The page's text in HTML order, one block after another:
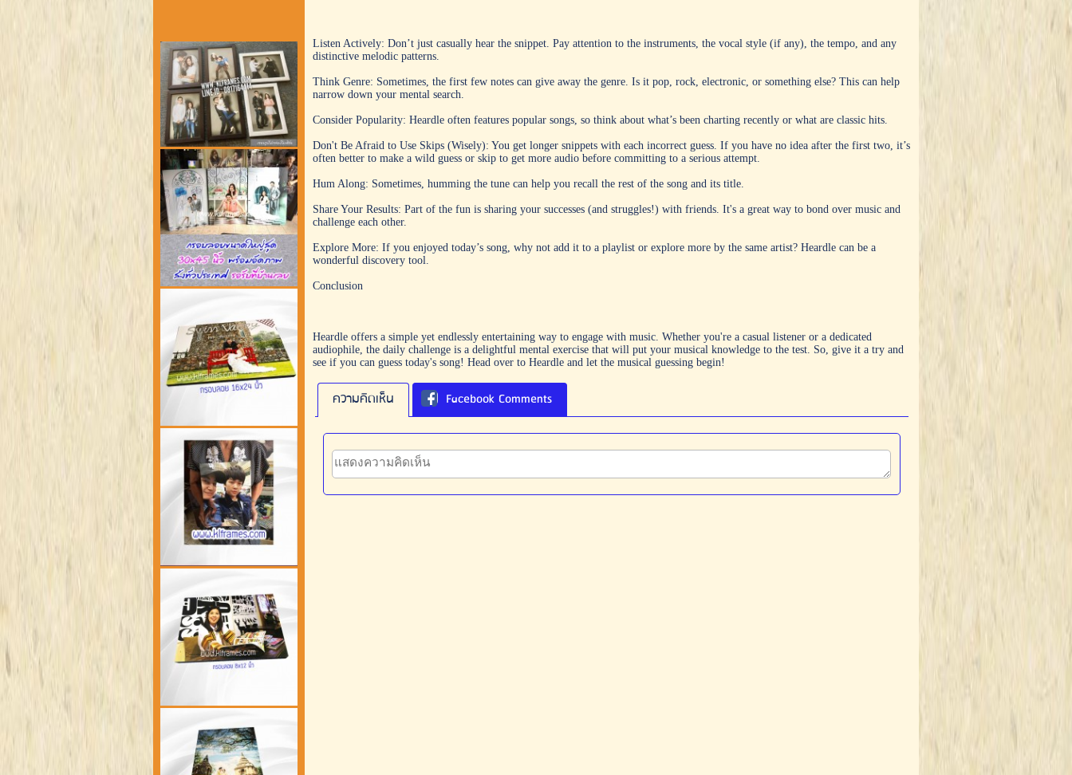
Listen Actively: Don’t just casually hear the snippet. Pay attention to the instruments, the vocal style (if any), the tempo, and any
distinctive melodic patterns.
Think Genre: Sometimes, the first few notes can give away the genre. Is it pop, rock, electronic, or something else? This can help
narrow down your mental search.
Consider Popularity: Heardle often features popular songs, so think about what’s been charting recently or what are classic hits.
Don't Be Afraid to Use Skips (Wisely): You get longer snippets with each incorrect guess. If you have no idea after the first two, it’s
often better to make a wild guess or skip to get more audio before committing to a serious attempt.
Hum Along: Sometimes, humming the tune can help you recall the rest of the song and its title.
Share Your Results: Part of the fun is sharing your successes (and struggles!) with friends. It's a great way to bond over music and
challenge each other.
Explore More: If you enjoyed today’s song, why not add it to a playlist or explore more by the same artist? Heardle can be a
wonderful discovery tool.
Conclusion
Heardle offers a simple yet endlessly entertaining way to engage with music. Whether you're a casual listener or a dedicated
audiophile, the daily challenge is a delightful mental exercise that will put your musical knowledge to the test. So, give it a try and
see if you can guess today's song! Head over to Heardleand let the musical guessing begin!
ความคิดเห็น Facebook Comments